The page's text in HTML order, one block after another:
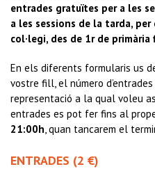
entrades gratuïtes per a les
a les sessions de la tarda,
col·legi, des de 1r de
En els diferents formularis us
vostre fill, el número
representació a la qual voleu
entrades es pot fer fins al
21:00h, quan tancarem el
ENTRADES (2 €)